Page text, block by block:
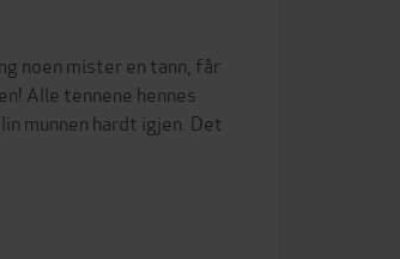
noen mister en tann, får
Alle tennene hennes
munnen hardt igjen. Det